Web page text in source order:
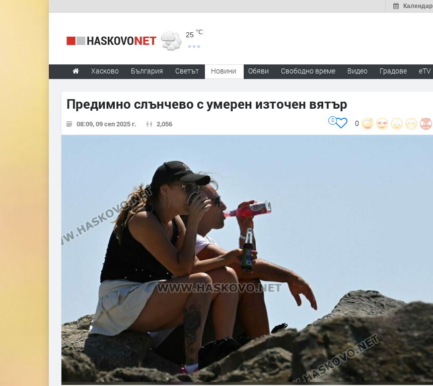
Календар
25 °C
Хасково България Светът Новини Обяви Свободно време Видео Градове eTV
Предимно слънчево с умерен източен вятър
08:09, 09 сеп 2025 г. 2,056 0
0